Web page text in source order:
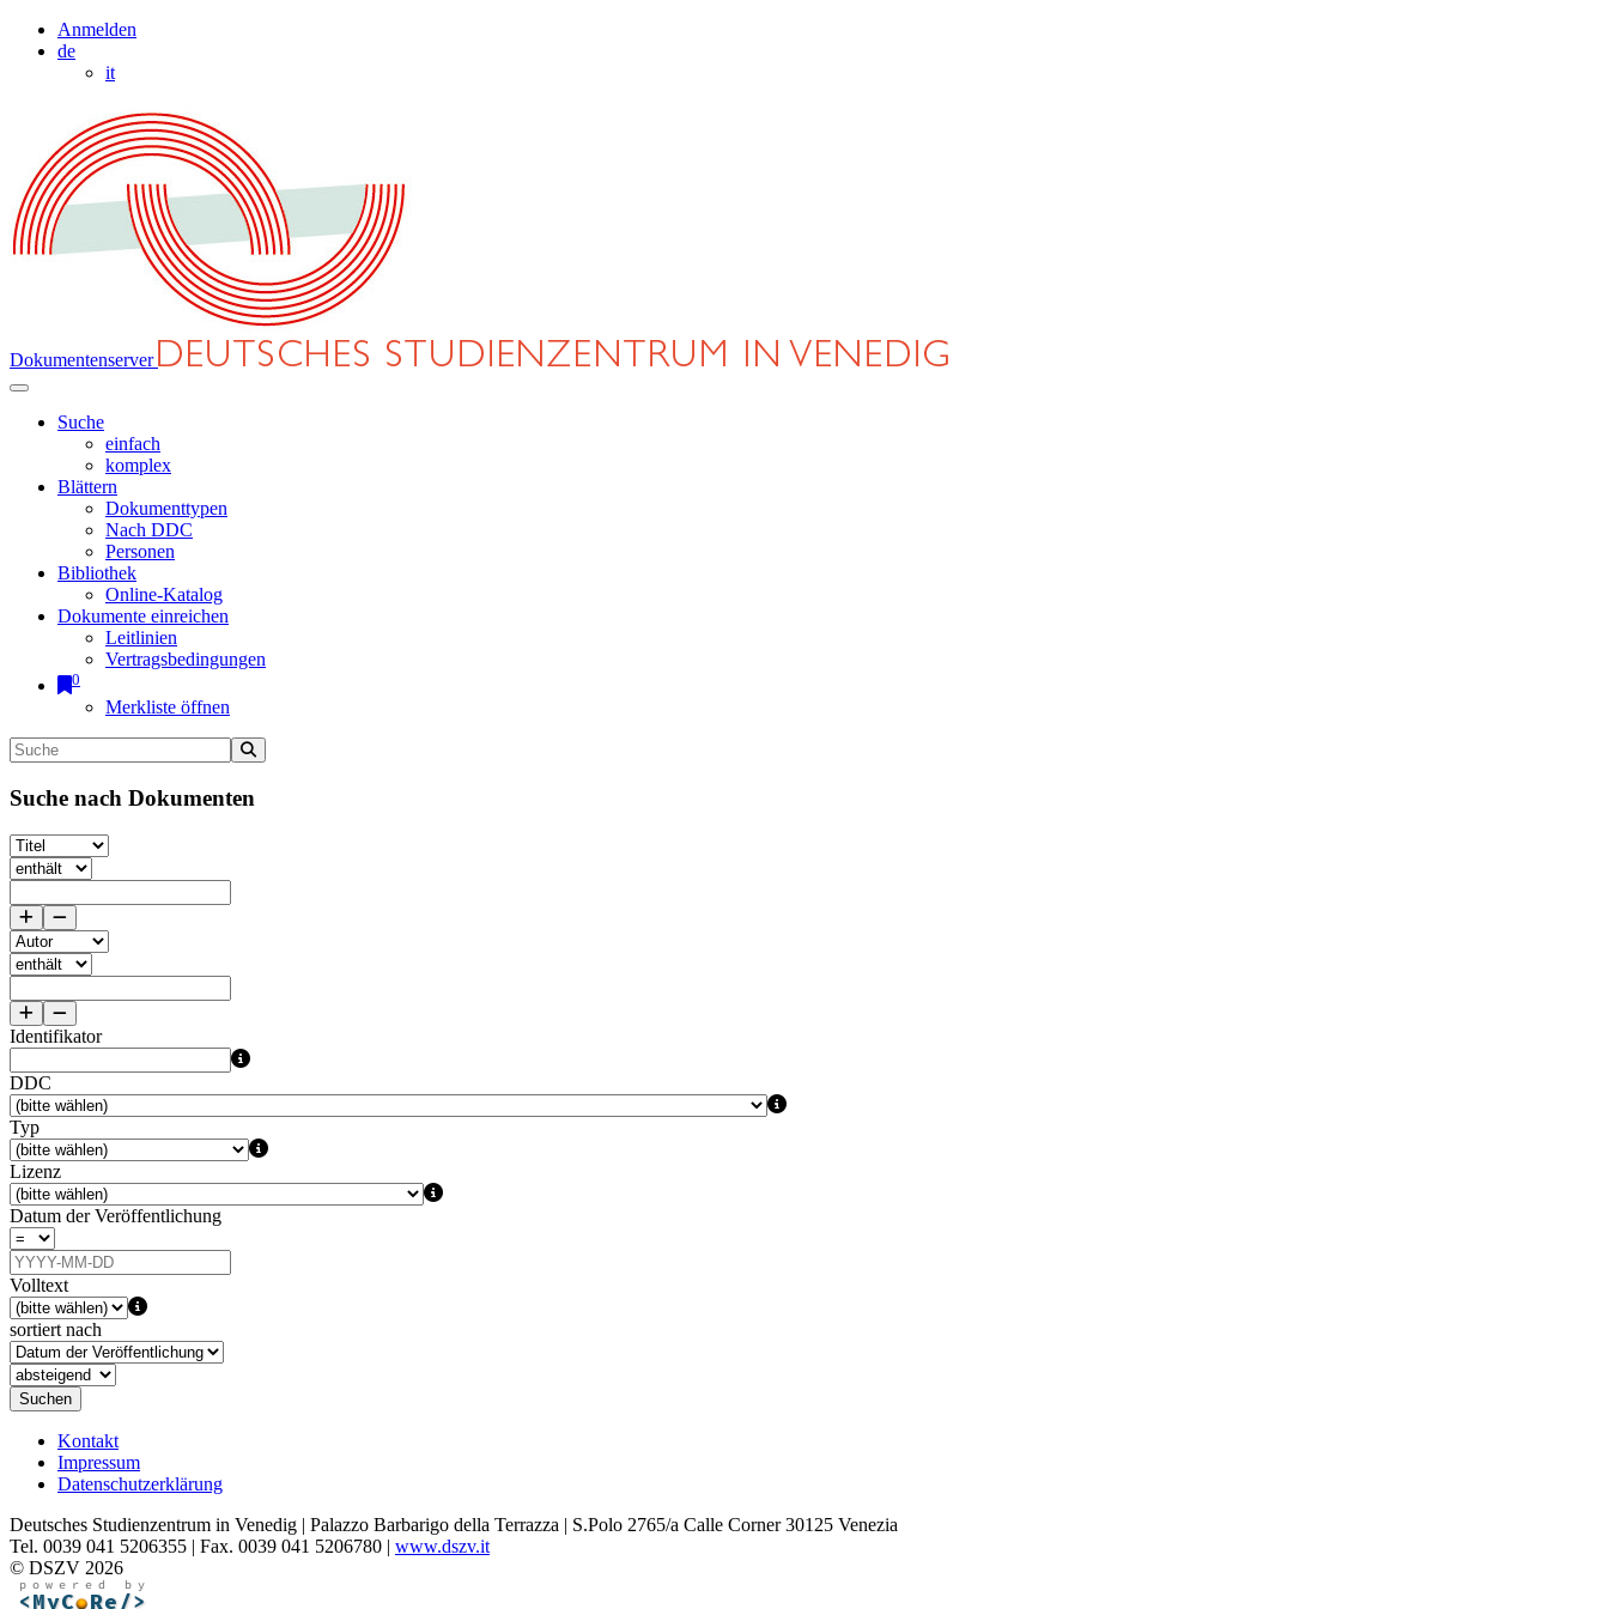
Anmelden
de
it
Dokumentenserver
Suche
einfach
komplex
Blättern
Dokumenttypen
Nach DDC
Personen
Bibliothek
Online-Katalog
Dokumente einreichen
Leitlinien
Vertragsbedingungen
0
Merkliste öffnen
Suche nach Dokumenten
Identifikator
DDC
Typ
Lizenz
Datum der Veröffentlichung
Volltext
sortiert nach
Suchen
Kontakt
Impressum
Datenschutzerklärung
Deutsches Studienzentrum in Venedig | Palazzo Barbarigo della Terrazza | S.Polo 2765/a Calle Corner 30125 Venezia
Tel. 0039 041 5206355 | Fax. 0039 041 5206780 | www.dszv.it
© DSZV 2026